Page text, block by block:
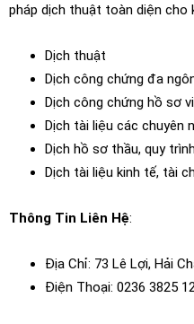
pháp dịch thuật toàn diện cho
Dịch thuật
Dịch công chứng đa
Dịch công chứng hồ sơ
Dịch tài liệu các chuyên
Dịch hồ sơ thầu, quy
Dịch tài liệu kinh tế, tài
Thông Tin Liên Hệ:
Địa Chỉ: 73 Lê Lợi, Hải
Điện Thoại: 0236 3825